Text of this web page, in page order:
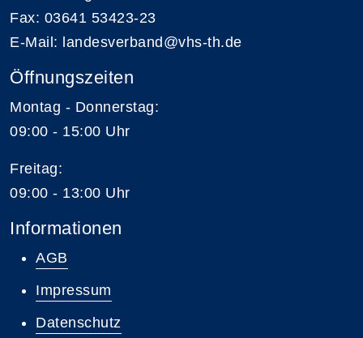
Fax: 03641 53423-23
E-Mail: landesverband@vhs-th.de
Öffnungszeiten
Montag - Donnerstag:
09:00 - 15:00 Uhr
Freitag:
09:00 - 13:00 Uhr
Informationen
AGB
Impressum
Datenschutz